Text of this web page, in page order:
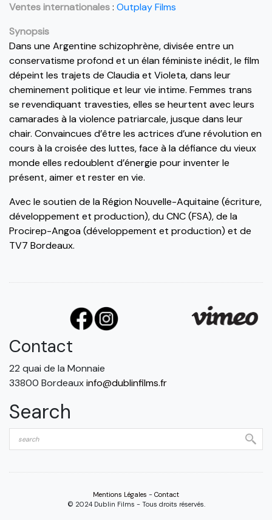
Ventes internationales: Outplay Films
Synopsis
Dans une Argentine schizophrène, divisée entre un
conservatisme profond et un élan féministe inédit, le film
dépeint les trajets de Claudia et Violeta, dans leur
cheminement politique et leur vie intime. Femmes trans
se revendiquant travesties, elles se heurtent avec leurs
camarades à la violence patriarcale, jusque dans leur
chair. Convaincues d’être les actrices d’une révolution en
cours à la croisée des luttes, face à la défiance du vieux
monde elles redoublent d’énergie pour inventer le
présent, aimer et rester en vie.
Avec le soutien de la Région Nouvelle-Aquitaine (écriture,
développement et production), du CNC (FSA), de la
Procirep-Angoa (développement et production) et de
TV7 Bordeaux.
Contact
22 quai de la Monnaie
33800 Bordeauxinfo@dublinfilms.fr
Search
Mentions Légales - Contact
© 2024 Dublin Films - Tous droits réservés.